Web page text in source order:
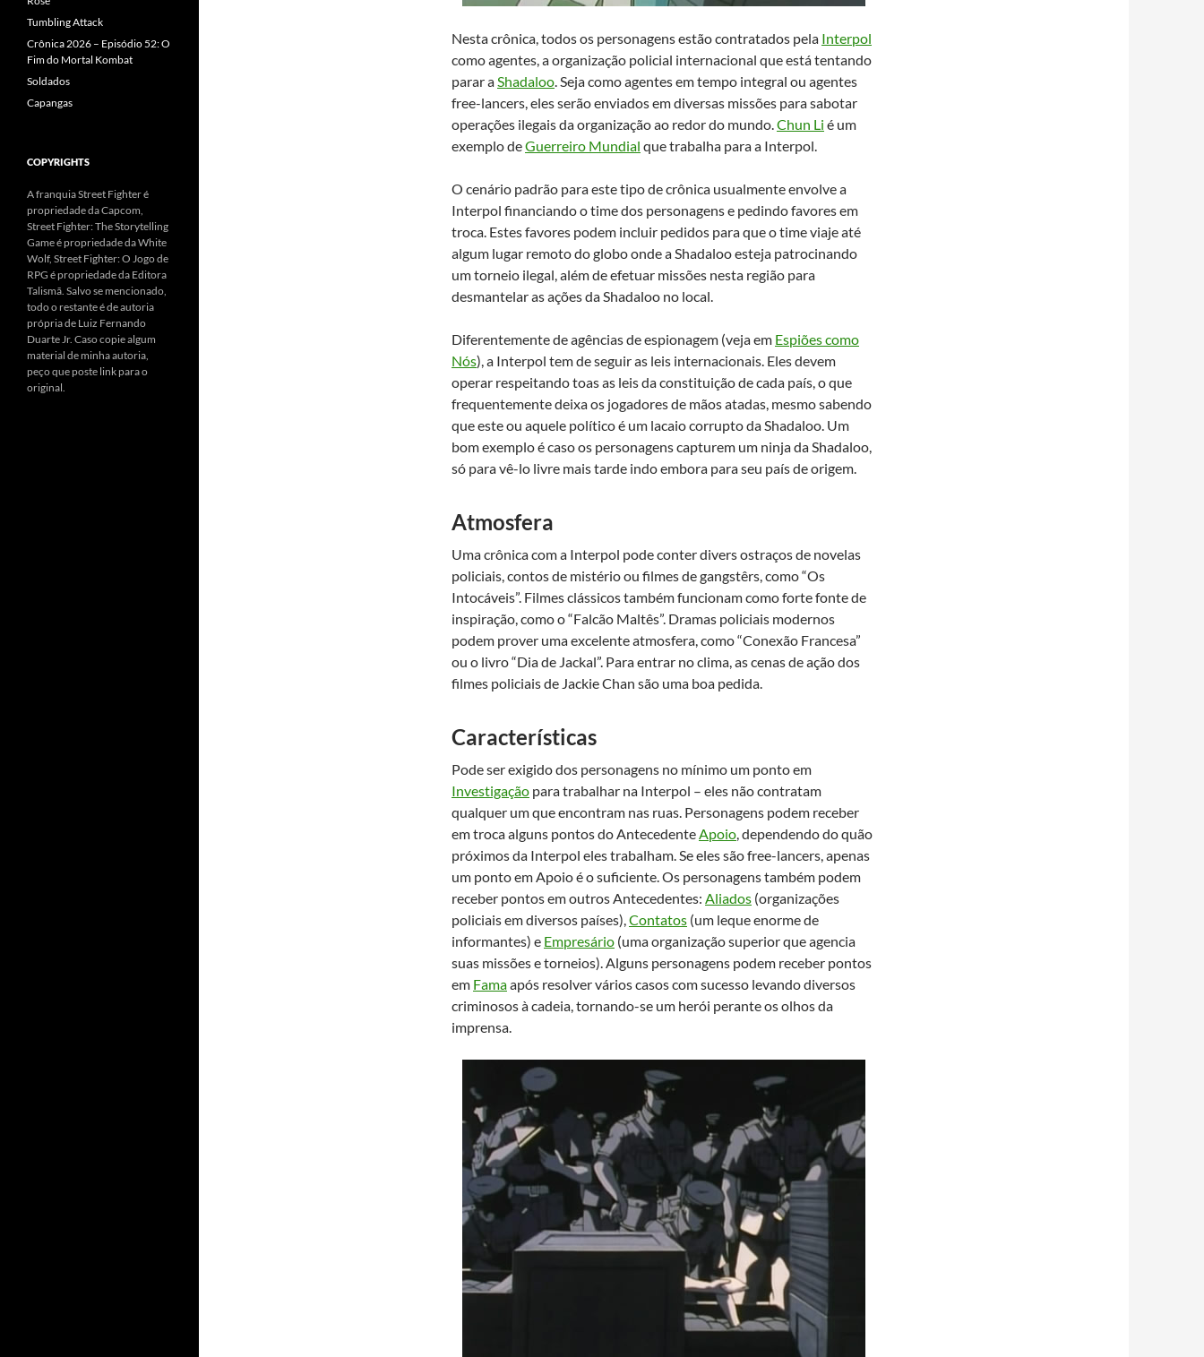
Nesta crônica, todos os personagens estão contratados pela Interpol
como agentes, a organização policial internacional que está tentando
parar aShadaloo. Seja como agentes em tempo integral ou agentes
free-lancers, eles serão enviados em diversas missões para sabotar
operações ilegais da organização ao redor do mundo.Chun Li é um
exemplo deGuerreiro Mundial que trabalha para a Interpol.
O cenário padrão para este tipo de crônica usualmente envolve a
Interpol financiando o time dos personagens e pedindo favores em
troca. Estes favores podem incluir pedidos para que o time viaje até
algum lugar remoto do globo onde a Shadaloo esteja patrocinando
um torneio ilegal, além de efetuar missões nesta região para
desmantelar as ações da Shadaloo no local.
Diferentemente de agências de espionagem (veja em Espiões como
Nós), a Interpol tem de seguir as leis internacionais. Eles devem
operar respeitando toas as leis da constituição de cada país, o que
frequentemente deixa os jogadores de mãos atadas, mesmo sabendo
que este ou aquele político é um lacaio corrupto da Shadaloo. Um
bom exemplo é caso os personagens capturem um ninja da Shadaloo,
só para vê-lo livre mais tarde indo embora para seu país de origem.
Atmosfera
Uma crônica com a Interpol pode conter divers ostraços de novelas
policiais, contos de mistério ou filmes de gangstêrs, como “Os
Intocáveis”. Filmes clássicos também funcionam como forte fonte de
inspiração, como o “Falcão Maltês”. Dramas policiais modernos
podem prover uma excelente atmosfera, como “Conexão Francesa”
ou o livro “Dia de Jackal”. Para entrar no clima, as cenas de ação dos
filmes policiais de Jackie Chan são uma boa pedida.
Características
Pode ser exigido dos personagens no mínimo um ponto em
Investigação para trabalhar na Interpol – eles não contratam
qualquer um que encontram nas ruas. Personagens podem receber
em troca alguns pontos do AntecedenteApoio, dependendo do quão
próximos da Interpol eles trabalham. Se eles são free-lancers, apenas
um ponto em Apoio é o suficiente. Os personagens também podem
receber pontos em outros Antecedentes: Aliados (organizações
policiais em diversos países),Contatos (um leque enorme de
informantes) e Empresário (uma organização superior que agencia
suas missões e torneios). Alguns personagens podem receber pontos
em Famaapós resolver vários casos com sucesso levando diversos
criminosos à cadeia, tornando-se um herói perante os olhos da
imprensa.
Tumbling Attack
Crônica 2026 – Episódio 52: O
Fim do Mortal Kombat
Soldados
Capangas
COPYRIGHTS
A franquia Street Fighter é
propriedade da Capcom,
Street Fighter: The Storytelling
Game é propriedade da White
Wolf, Street Fighter: O Jogo de
RPG é propriedade da Editora
Talismã. Salvo se mencionado,
todo o restante é de autoria
própria de Luiz Fernando
Duarte Jr. Caso copie algum
material de minha autoria,
peço que poste link para o
original.